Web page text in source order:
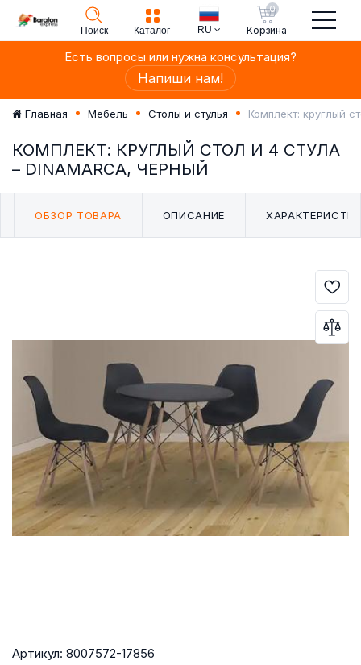
Поиск Каталог RU
0
Корзина
Есть вопросы или нужна консультация?
Напиши нам!
Главная Мебель Столы и стулья Комплект: круглый
КОМПЛЕКТ: КРУГЛЫЙ СТОЛ И 4 СТУЛА
– DINAMARCA, ЧЕРНЫЙ
ОБЗОР ТОВАРА ОПИСАНИЕ
Артикул: 8007572-17856